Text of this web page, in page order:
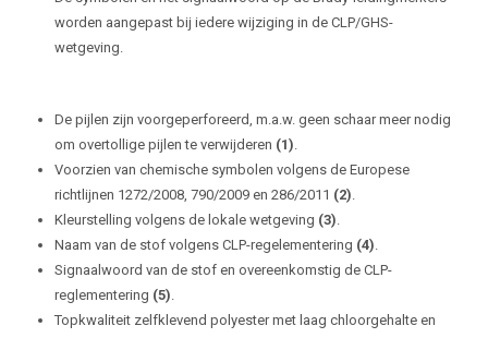
worden aangepast bij iedere wijziging in de CLP/GHS-
wetgeving.
De pijlen zijn voorgeperforeerd, m.a.w. geen schaar meer nodig
om overtollige pijlen te verwijderen (1).
Voorzien van chemische symbolen volgens de Europese
richtlijnen 1272/2008, 790/2009 en 286/2011 (2).
Kleurstelling volgens de lokale wetgeving (3).
Naam van de stof volgens CLP-regelementering (4).
Signaalwoord van de stof en overeenkomstig de CLP-
reglementering (5).
Topkwaliteit zelfklevend polyester met laag chloorgehalte en